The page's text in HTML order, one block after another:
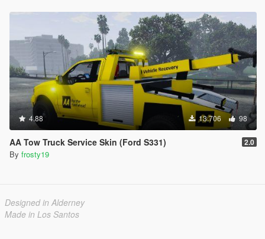
4.88 13.706 98
AA Tow Truck Service Skin (Ford S331) 2.0
By frosty19
Designed in Alderney
Made in Los Santos